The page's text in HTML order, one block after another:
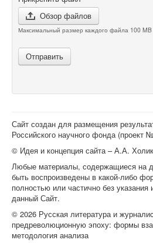
Обзор файлов
Максимальный размер каждого файла 100 MB
Отправить
Сайт создан для размещения
Российского научного фонда (проект №
© Идея и концепция сайта – А.А.
Любые материалы, содержащиеся на
быть воспроизведены в какой-либо
полностью или частично без указания
данный Сайт.
© 2026 Русская литература и
предреволюционную эпоху: формы
методология анализа